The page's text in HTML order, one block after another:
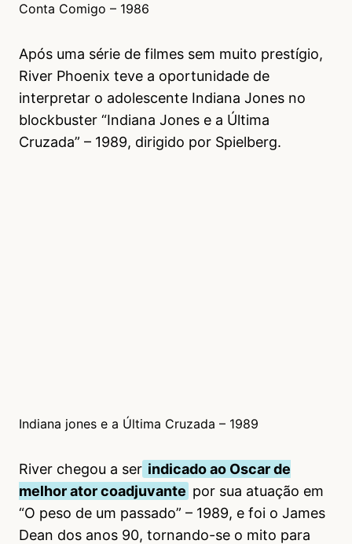
Conta Comigo – 1986
Após uma série de filmes sem muito prestígio,
River Phoenix teve a oportunidade de
interpretar o adolescente Indiana Jones no
blockbuster “Indiana Jones e a Última
Cruzada” – 1989, dirigido por Spielberg.
Indiana jones e a Última Cruzada – 1989
River chegou a ser indicado ao Oscar de
melhor ator coadjuvante por sua atuação em
“O peso de um passado” – 1989, e foi o James
Dean dos anos 90, tornando-se o mito para